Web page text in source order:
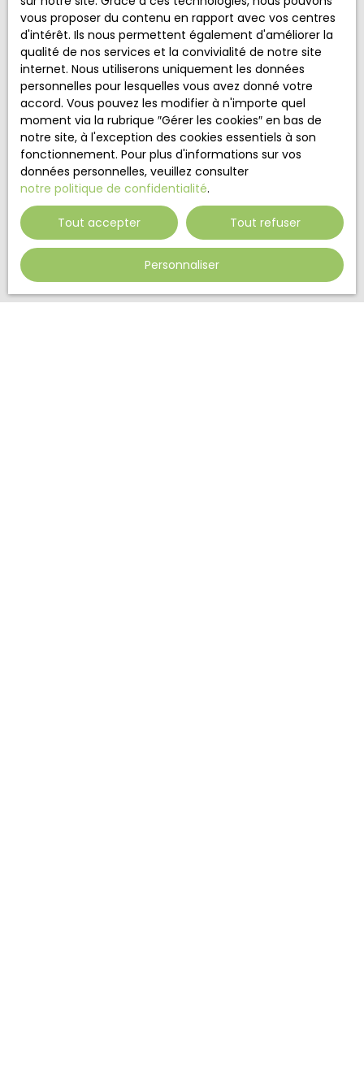
au démarchage téléphonique, prévu par l'article
L223-1 du code de la consommation, sur le site
Internet www.bloctel.gouv.fr ou par courrier
adressé à :
Société Worldline, Service Bloctel, CS 61311, 41013
BLOIS CEDEX.
Pour en savoir plus sur le traitement de vos
données personnelles, veuillez consulter notre
politique de confidentialité.
Recevoir des annonces
vous proposer du contenu en rapport avec vos centres
d'intérêt. Ils nous permettent également d'améliorer la
qualité de nos services et la convivialité de notre site
internet. Nous utiliserons uniquement les données
personnelles pour lesquelles vous avez donné votre
accord. Vous pouvez les modifier à n'importe quel
moment via la rubrique ″Gérer les cookies″ en bas de
notre site, à l'exception des cookies essentiels à son
fonctionnement. Pour plus d'informations sur vos
données personnelles, veuillez consulter
notre politique de confidentialité.
Tout accepter Tout refuser
Personnaliser